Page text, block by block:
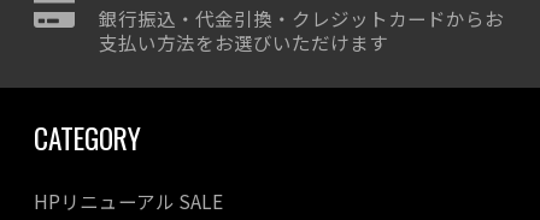
銀行振込・代金引換・クレジットカードからお
支払い方法をお選びいただけます
CATEGORY
HPリニューアル SALE